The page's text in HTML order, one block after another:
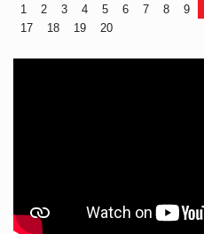
1 2 3 4 5 6 7 8 9
17
18 19 20